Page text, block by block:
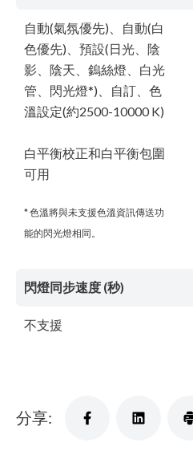
自動(氣氛優先)、自動(白
色優先)、預設(日光、陰
影、陰天、鎢絲燈、白光
管、閃光燈*)、自訂、色
溫設定(約2500-10000 K)
白平衡校正和白平衡包圍
可用
* 色溫將與未支援色溫資訊傳送功
能的閃光燈相同。
閃燈同步速度 (秒)
不支援
分享: